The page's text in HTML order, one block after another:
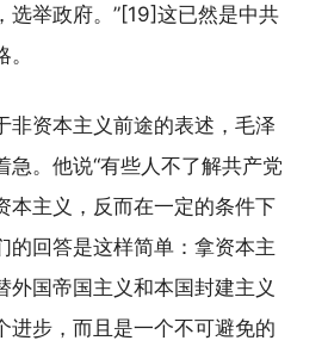
选举政府。”[19]这已然是中共
非资本主义前途的表述，毛泽
急。他说“有些人不了解共产党
本主义，反而在一定的条件下
的回答是这样简单：拿资本主
外国帝国主义和本国封建主义
进步，而且是一个不可避免的